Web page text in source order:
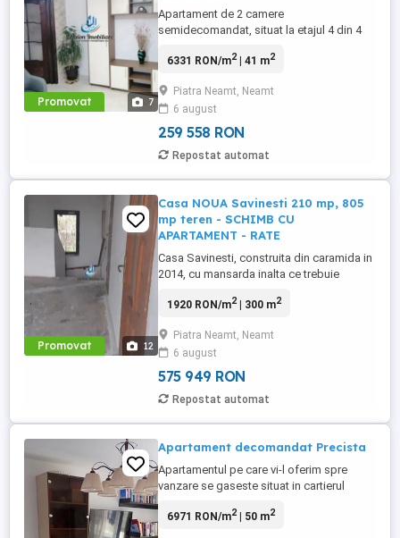
Promovat 7
Apartament de 2 camere
semidecomandat, situat la etajul 4 din 4
depozitare) din zona Pietei Darmanesti.
situat spre est, are CT, termopane, aer
conditionat, este izolat exterior. Detine loc
de parcare. Instalatia electrica este
6331 RON/m2| 41 m2
Piatra Neamt, Neamt
6 august
259 558 RON
Repostat automat
Promovat 12
Casa NOUA Savinesti 210 mp, 805
mp teren - SCHIMB CU
APARTAMENT - RATE
Casa Savinesti, construita din caramida in
2014, cu mansarda inalta ce trebuie
construita desfasurata cu mansarda de
mp. Are 5 dormitoare (3 la parter si 2 la
etaj) 3 bai ( 2 la parter si 1 la etaj), 1
bucatarie, ...
1920 RON/m2| 300 m2
Piatra Neamt, Neamt
6 august
575 949 RON
Repostat automat
Apartament decomandat Precista
Apartamentul pe care vi-l oferim spre
vanzare se gaseste situat in cartierul
de 4 etaje.Apartamentul se gaseste situat
6971 RON/m2| 50 m2